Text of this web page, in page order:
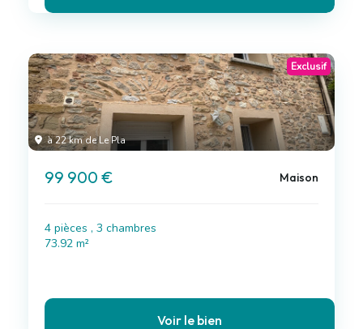
à 22 km de Le Pla
Exclusif
99 900 € Maison
4 pièces , 3 chambres
73.92 m²
Voir le bien